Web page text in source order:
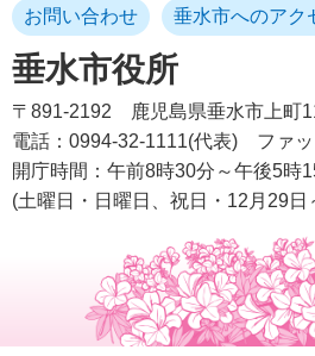
垂水市役所
お問い合わせ 垂水市へのアク
〒891-2192
鹿児島県垂水市上町
電話：0994-32-1111(代表)
ファ
開庁時間：午前8時30分～午後5時
(土曜日・日曜日、祝日・12月29日